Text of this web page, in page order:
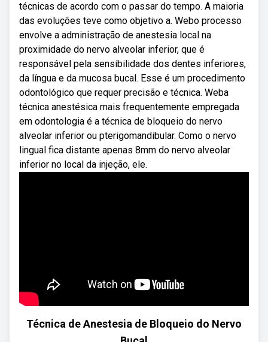
técnicas de acordo com o passar do tempo. A maioria
das evoluções teve como objetivo a. Webo processo
envolve a administração de anestesia local na
proximidade do nervo alveolar inferior, que é
responsável pela sensibilidade dos dentes inferiores,
da língua e da mucosa bucal. Esse é um procedimento
odontológico que requer precisão e técnica. Weba
técnica anestésica mais frequentemente empregada
em odontologia é a técnica de bloqueio do nervo
alveolar inferior ou pterigomandibular. Como o nervo
lingual fica distante apenas 8mm do nervo alveolar
inferior no local da injeção, ele.
Técnica de Anestesia de Bloqueio do Nervo